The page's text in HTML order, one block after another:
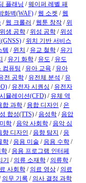
플래닝 /웨이퍼 레벨 패
화벽(WAF) /웹 소켓 /웹
/웹 크롤러 /웹툰 창작 /위
위생 공학 /위성 공학 /위성
/위치 기반 서비스
템 / 윈치 / 유교 철학 / 유기
/ 유기 화학 / 유도 / 유도
컴퓨팅 / 유아 교육 / 유아
전 공학 / 유전체 분석 / 유
/ 유전자 시퀀싱 / 유전자
뮬레이션(CFD) / 유체 역
합 과학 / 융합 디자인 / 은
합성(TTS) / 음성학 / 음압
학 / 음악 사회학 / 음악 심
향 디자인 / 음향 탐지 / 응
학 / 응용 미술 / 응용 수학 /
학 / 응용 프로그램 인터페
기 / 의류 소재학 / 의류학 /
사회학 / 의료 영상 / 의료
의무 기록 / 의사 결정 과학